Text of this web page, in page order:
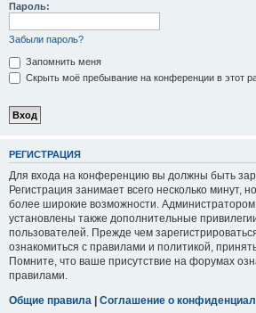
Пароль:
Забыли пароль?
Запомнить меня
Скрыть моё пребывание на конференции в этот
РЕГИСТРАЦИЯ
Для входа на конференцию вы должны быть
Регистрация занимает всего несколько минут,
более широкие возможности.
установлены также дополнительные
пользователей. Прежде чем
ознакомиться с правилами и политикой,
Помните, что ваше присутствие на форумах
правилами.
Общие правила | Соглашение о